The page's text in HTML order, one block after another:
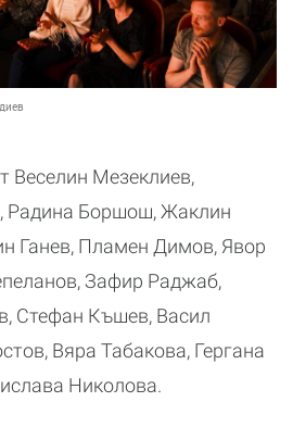
Веселин Мезеклиев,
Радина Боршош, Жаклин
Ганев, Пламен Димов, Явор
Зафир Раджаб,
Стефан Къшев, Васил
Вяра Табакова, Гергана
Николова.